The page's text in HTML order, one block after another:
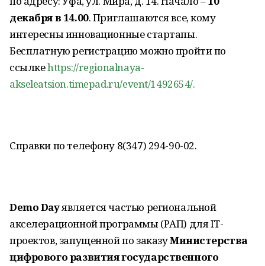
декабря в 14.00. Приглашаются все, кому
интересны инновационные стартапы.
Бесплатную регистрацию можно пройти по
ссылкеhttps://regionalnaya-
akseleatsion.timepad.ru/event/1492654/.
Справки по телефону 8(347) 294-90-02.
Demo Dayявляется частью региональной
акселерационной программы (РАП) для IT-
проектов, запущенной по заказуМинистерства
цифрового развития государственного